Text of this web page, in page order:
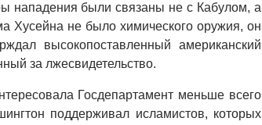
нападения были связаны не с Кабулом, а
не было химического оружия, он
высокопоставленный американский
за лжесвидетельство.
Госдепартамент меньше всего
поддерживал исламистов, которых